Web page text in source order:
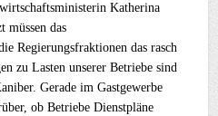
Katherina
müssen das
Regierungsfraktionen das rasch
zu Lasten unserer Betriebe sind
Gerade im Gastgewerbe
ob Betriebe Dienstpläne